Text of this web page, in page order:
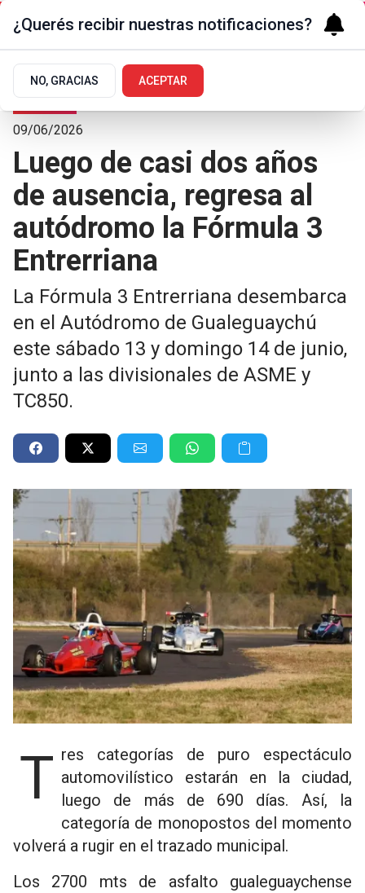
Deportes
09/06/2026
Luego de casi dos años
de ausencia, regresa al
autódromo la Fórmula 3
Entrerriana
La Fórmula 3 Entrerriana desembarca
en el Autódromo de Gualeguaychú
este sábado 13 y domingo 14 de junio,
junto a las divisionales de ASME y
TC850.
Tres categorías de puro espectáculo automovilístico estarán en la ciudad,
luego de más de 690 días. Así, la
categoría de monopostos del momento
volverá a rugir en el trazado municipal.
Los 2700 mts de asfalto gualeguaychense
¿Querés recibir nuestras notificaciones?
NO, GRACIAS ACEPTAR